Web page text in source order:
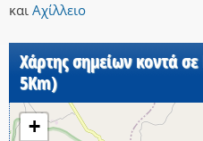
και Αχίλλειο
Χάρτης σημείων κοντά
5Km)
+